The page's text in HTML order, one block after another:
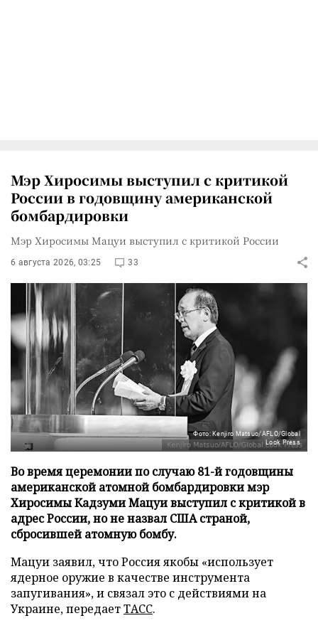
Мэр Хиросимы выступил с критикой
России в годовщину американской
бомбардировки
Мэр Хиросимы Мацуи выступил с критикой России
6 августа 2026, 03:25 33
Фото: Kenjiro Matsuo/AFLO/Global
Look Press
Во время церемонии по случаю 81-й годовщины
американской атомной бомбардировки мэр
Хиросимы Кадзуми Мацуи выступил с критикой в
адрес России, но не назвал США страной,
сбросившей атомную бомбу.
Мацуи заявил, что Россия якобы «использует
ядерное оружие в качестве инструмента
запугивания», и связал это с действиями на
Украине, передаетТАСС.